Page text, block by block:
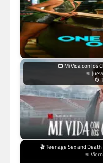
📺 Mi Vida con los
📅
🔄
🎬 Teenage Sex and
📅